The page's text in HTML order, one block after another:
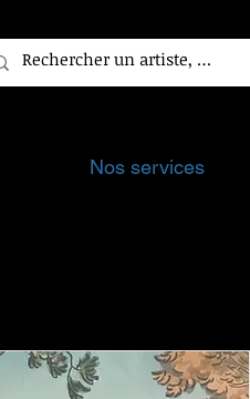
Nos services